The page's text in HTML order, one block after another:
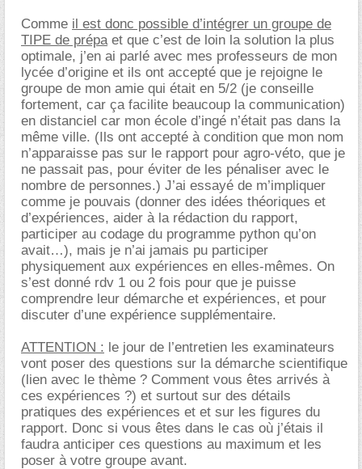
Comme il est donc possible d’intégrer un groupe de
TIPE de prépaet que c’est de loin la solution la plus
optimale, j’en ai parlé avec mes professeurs de mon
lycée d’origine et ils ont accepté que je rejoigne le
groupe de mon amie qui était en 5/2 (je conseille
fortement, car ça facilite beaucoup la communication)
en distanciel car mon école d’ingé n’était pas dans la
même ville. (Ils ont accepté à condition que mon nom
n’apparaisse pas sur le rapport pour agro-véto, que je
ne passait pas, pour éviter de les pénaliser avec le
nombre de personnes.) J’ai essayé de m’impliquer
comme je pouvais (donner des idées théoriques et
d’expériences, aider à la rédaction du rapport,
participer au codage du programme python qu’on
avait…), mais je n’ai jamais pu participer
physiquement aux expériences en elles-mêmes. On
s’est donné rdv 1 ou 2 fois pour que je puisse
comprendre leur démarche et expériences, et pour
discuter d’une expérience supplémentaire.
ATTENTION : le jour de l’entretien les examinateurs
vont poser des questions sur la démarche scientifique
(lien avec le thème ? Comment vous êtes arrivés à
ces expériences ?) et surtout sur des détails
pratiques des expériences et et sur les figures du
rapport. Donc si vous êtes dans le cas où j’étais il
faudra anticiper ces questions au maximum et les
poser à votre groupe avant.